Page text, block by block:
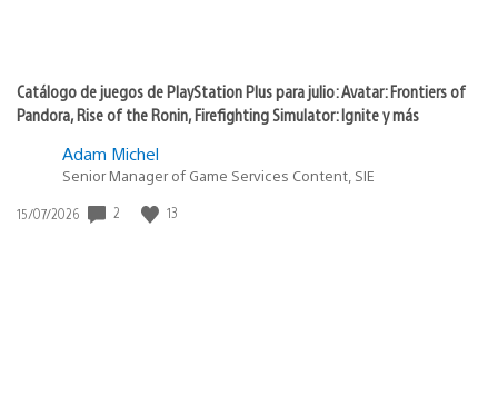
Catálogo de juegos de PlayStation Plus para julio: Avatar: Frontiers of
Pandora, Rise of the Ronin, Firefighting Simulator: Ignite y más
Adam Michel
Senior Manager of Game Services Content, SIE
Fecha
15/07/2026 2 13